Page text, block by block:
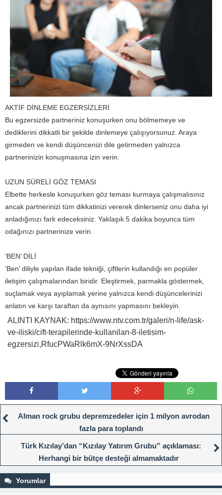
AKTİF DİNLEME EGZERSİZLERİ
Bu egzersizde partneriniz konuşurken onu bölmemeye ve
dediklerini dikkatli bir şekilde dinlemeye çalışıyorsunuz. Araya
girmeden ve kendi düşüncenizi dile getirmeden yalnızca
partnerinizin konuşmasına izin verin.
UZUN SÜRELİ GÖZ TEMASI
Elbette herkesle konuşurken göz teması kurmaya çalışmalısınız
ancak partnerinizi tüm dikkatinizi vererek dinlerseniz onu daha iyi
anladığınızı fark edeceksiniz. Yaklaşık 5 dakika boyunca tüm
odağınızı partnerinize verin.
‘BEN’ DİLİ
‘Ben’ diliyle yapılan ifade tekniği, çiftlerin kullandığı en popüler
iletişim çalışmalarından biridir. Eleştirmek, parmakla göstermek,
suçlamak veya ayıplamak yerine yalnızca kendi düşüncelerinizi
anlatın ve karşı taraftan da aynısını yapmasını bekleyin.
ALINTI KAYNAK: https://www.ntv.com.tr/galeri/n-life/ask-
ve-iliski/cift-terapilerinde-kullanilan-8-iletisim-
egzersizi,RfucPWaRlk6mX-9NrXssDA
Alman rock grubu depremzedeler için 1 milyon avrodan
fazla para toplandı
Türk Kızılay’dan “Kızılay Yatırım Grubu” açıklaması:
Herhangi bir bütçe desteği almamaktadır
Yorumlar